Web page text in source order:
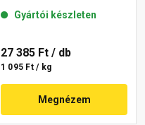
21-E 25 kg
Gyártói készleten
27 385 Ft / db
1 095 Ft / kg
Megnézem